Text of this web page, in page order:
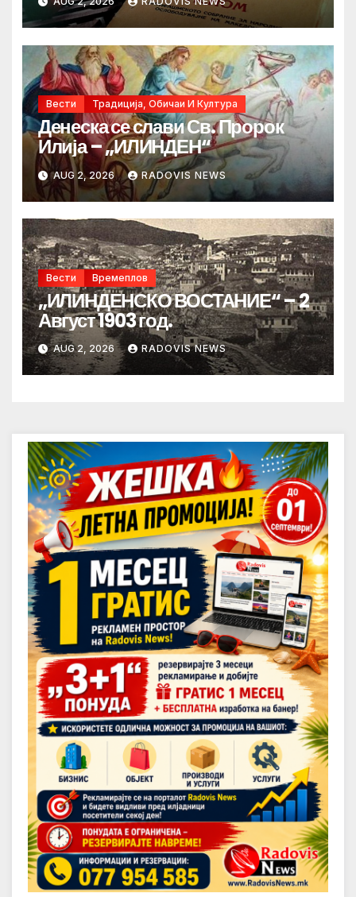
Вести Традиција, Обичаи И Култура
Денеска се слави Св. Пророк
Илија – „ИЛИНДЕН“
AUG 2, 2026 RADOVIS NEWS
Вести Времеплов
„ИЛИНДЕНСКО ВОСТАНИЕ“ – 2
Август 1903 год.
AUG 2, 2026 RADOVIS NEWS